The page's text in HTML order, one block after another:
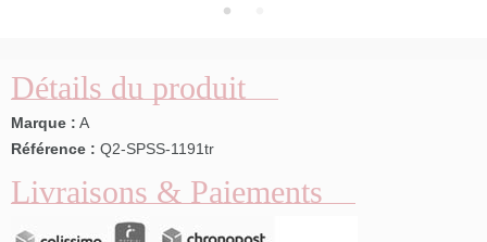
Détails du produit
Marque : A
Référence : Q2-SPSS-1191tr
Livraisons & Paiements